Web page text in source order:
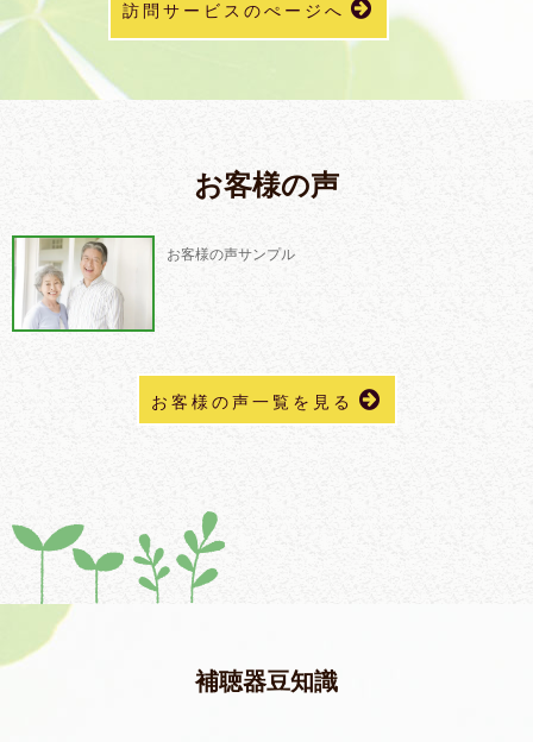
訪問サービスのぺージへ
お客様の声
お客様の声サンプル
お客様の声一覧を見る
補聴器豆知識